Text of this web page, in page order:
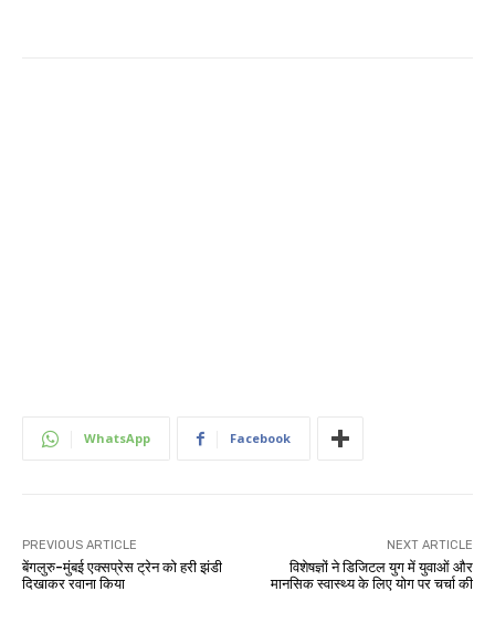
WhatsApp Facebook
PREVIOUS ARTICLE
बेंगलुरु-मुंबई एक्सप्रेस ट्रेन को हरी झंडी
दिखाकर रवाना किया
NEXT ARTICLE
विशेषज्ञों ने डिजिटल युग में युवाओं और
मानसिक स्वास्थ्य के लिए योग पर चर्चा की